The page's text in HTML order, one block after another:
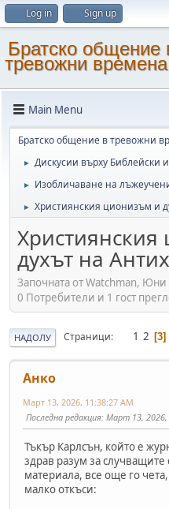
Log in Sign up
Братско общение
тревожни времена
Main Menu
Братско общение в тревожни
► Дискусии върху Библейски
► Изобличаване на
► Християнския ционизъм и
духът на
Започната от Watchman,
0 Потребители и 1 гост
НАДОЛУ Страници 1 2 3
Анко
Март 13, 2026, 11:38:27 AM
Последна редакция: Март 13, 2026,
Тъкър Карлсън, който е
здрав разум за
материала, все още го
малко откъси: